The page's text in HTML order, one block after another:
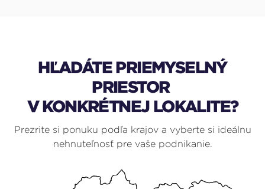
HĽADÁTE PRIEMYSELNÝ
PRIESTOR
V KONKRÉTNEJ LOKALITE?
Prezrite si ponuku podľa krajov a vyberte si ideálnu
nehnuteľnosť pre vaše podnikanie.